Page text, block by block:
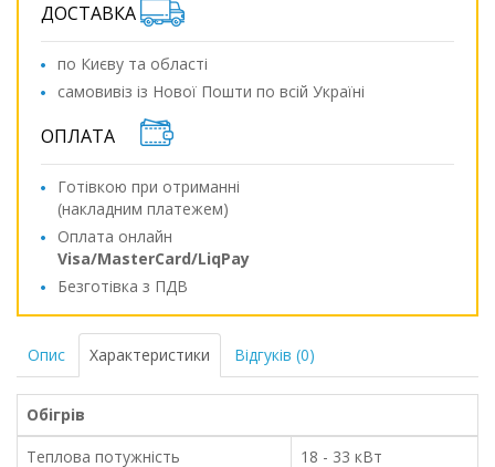
ДОСТАВКА
по Києву та області
самовивіз із Нової Пошти по всій Україні
ОПЛАТА
Готівкою при отриманні
(накладним платежем)
Оплата онлайн
Visa/MasterCard/LiqPay
Безготівка з ПДВ
Опис Характеристики Відгуків (0)
Обігрів
Теплова потужність
18 - 33 кВт